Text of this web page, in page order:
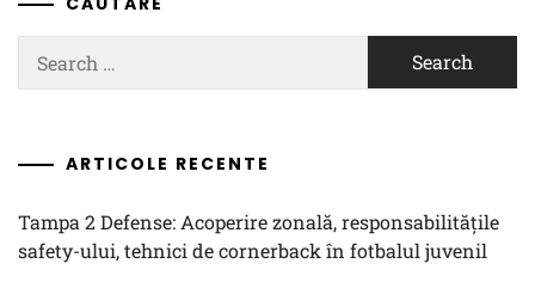
for:
ARTICOLE RECENTE
Tampa 2 Defense: Acoperire zonală, responsabilitățile
safety-ului, tehnici de cornerback în fotbalul juvenil